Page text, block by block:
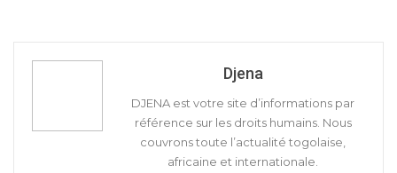
Djena
DJENA est votre site d’informations par
référence sur les droits humains. Nous
couvrons toute l’actualité togolaise,
africaine et internationale.